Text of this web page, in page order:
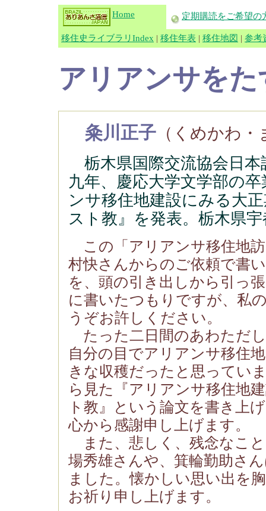
Home 定期購読をご希望の
移住史ライブラリIndex | 移住年表 | 移住地図 | 参考
アリアンサを
粂川正子 （くめかわ
栃木県国際交流協会日本
九年、慶応大学文学部の
ンサ移住地建設にみる大
スト教』を発表。栃木県
この「アリアンサ移住地
村快さんからのご依頼で書
を、頭の引き出しから引っ
に書いたつもりですが、私
うぞお許しください。
たった二日間のあわただ
自分の目でアリアンサ移住
きな収穫だったと思ってい
ら見た『アリアンサ移住地
ト教』という論文を書き上
心から感謝申し上げます。
また、悲しく、残念なこ
場秀雄さんや、箕輪勤助さ
ました。懐かしい思い出を
お祈り申し上げます。